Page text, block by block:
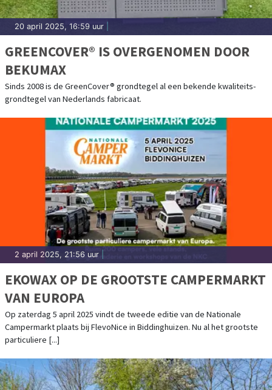
20 april 2025, 16:59 uur
GREENCOVER® IS OVERGENOMEN DOOR
BEKUMAX
Sinds 2008 is de GreenCover® grondtegel al een bekende kwaliteits-
grondtegel van Nederlands fabricaat.
2 april 2025, 21:56 uur
EKOWAX OP DE GROOTSTE CAMPERMARKT
VAN EUROPA
Op zaterdag 5 april 2025 vindt de tweede editie van de Nationale
Campermarkt plaats bij FlevoNice in Biddinghuizen. Nu al het grootste
particuliere [...]